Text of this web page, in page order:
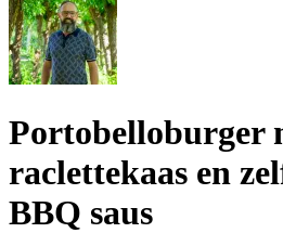
Portobelloburger
raclettekaas en
BBQ saus